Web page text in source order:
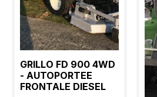
GRILLO FD 900 4WD
- AUTOPORTEE
FRONTALE DIESEL